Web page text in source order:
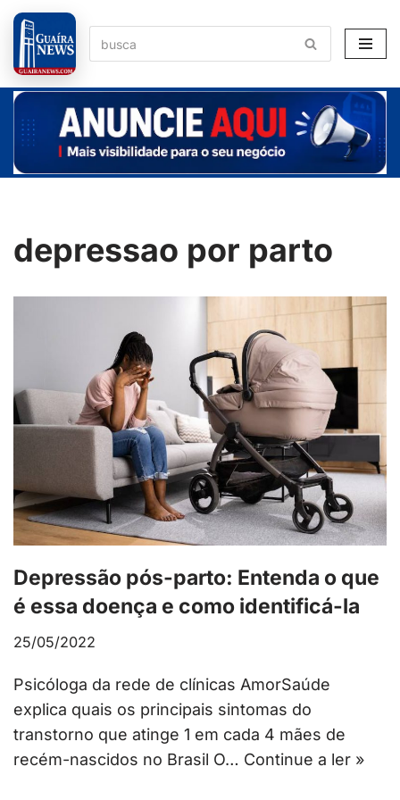
Pular
para
o
conteúdo
depressao por parto
Depressão pós-parto: Entenda o que
é essa doença e como identificá-la
25/05/2022
Psicóloga da rede de clínicas AmorSaúde
explica quais os principais sintomas do
transtorno que atinge 1 em cada 4 mães de
recém-nascidos no Brasil O… Continue a ler »